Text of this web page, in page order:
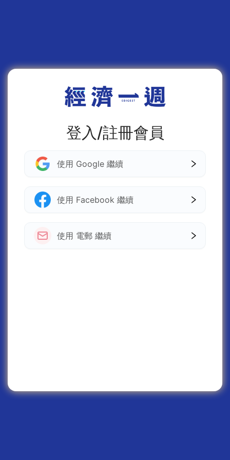
登入/註冊會員
使用 Google 繼續
使用 Facebook 繼續
使用 電郵 繼續